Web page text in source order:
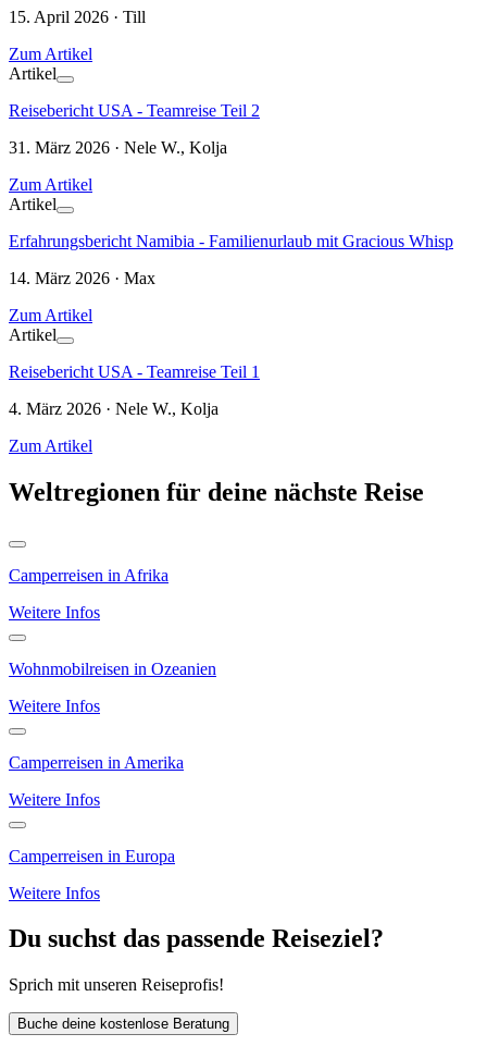
15. April 2026 · Till
Zum Artikel
Artikel
Reisebericht USA - Teamreise Teil 2
31. März 2026 · Nele W., Kolja
Zum Artikel
Artikel
Erfahrungsbericht Namibia - Familienurlaub mit Gracious Whisp
14. März 2026 · Max
Zum Artikel
Artikel
Reisebericht USA - Teamreise Teil 1
4. März 2026 · Nele W., Kolja
Zum Artikel
Weltregionen für deine nächste Reise
Camperreisen in Afrika
Weitere Infos
Wohnmobilreisen in Ozeanien
Weitere Infos
Camperreisen in Amerika
Weitere Infos
Camperreisen in Europa
Weitere Infos
Du suchst das passende Reiseziel?
Sprich mit unseren Reiseprofis!
Buche deine kostenlose Beratung